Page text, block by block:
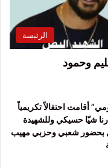
الرئيسة
وحمود
أقامت احتفالاً تكريمياً
شيّا حسيكي وللشهيدة
بحضور شعبي وحزبي مهيب